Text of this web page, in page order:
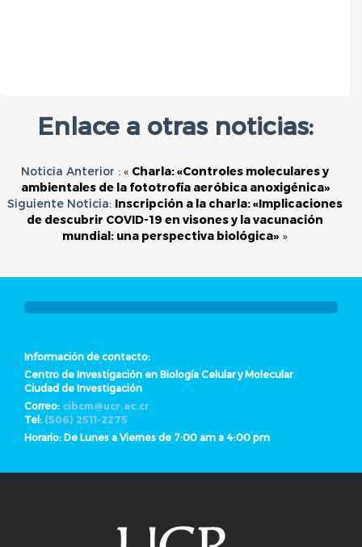
Enlace a otras noticias:
Noticia Anterior : « Charla: «Controles moleculares y
ambientales de la fototrofía aeróbica anoxigénica»
Siguiente Noticia: Inscripción a la charla: «Implicaciones
de descubrir COVID-19 en visones y la vacunación
mundial: una perspectiva biológica» »
Información de contacto:
Centro de Investigación en Biología Celular y Molecular
Ciudad de Investigación
Correo: cibcm@ucr.ac.cr
Tel: (506) 2511-2275
Horario: De Lunes a Viernes de 7:00 am a 4:00 pm